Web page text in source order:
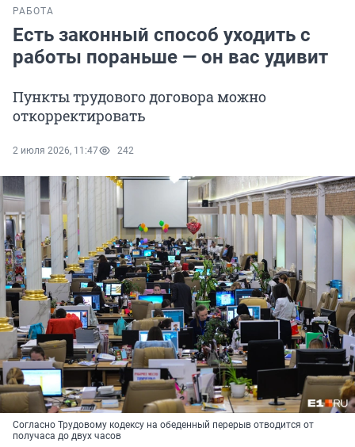
РАБОТА
Есть законный способ уходить с
работы пораньше — он вас удивит
Пункты трудового договора можно
откорректировать
2 июля 2026, 11:47 242
Согласно Трудовому кодексу на обеденный перерыв отводится от
получаса до двух часов